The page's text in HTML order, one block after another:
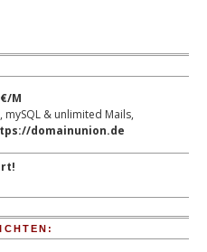
M
mySQL & unlimited Mails,
domainunion.de